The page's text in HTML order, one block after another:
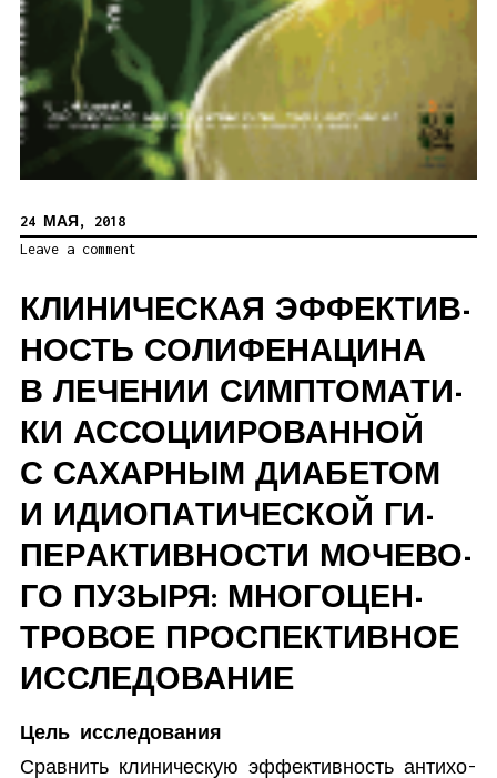
24 МАЯ, 2018
Leave a comment
КЛИ­НИ­ЧЕ­СКАЯ ЭФ­ФЕК­ТИВ­
НОСТЬ СО­ЛИ­ФЕ­НА­ЦИ­НА
В ЛЕ­ЧЕ­НИИ СИМП­ТО­МА­ТИ­
КИ АС­СО­ЦИ­И­РО­ВАН­НОЙ
С СА­ХАР­НЫМ ДИА­БЕ­ТОМ
И ИДИО­ПА­ТИ­ЧЕ­СКОЙ ГИ­
ПЕ­Р­АК­ТИВ­НО­СТИ МО­ЧЕ­ВО­
ГО ПУ­ЗЫ­РЯ: МНО­ГО­ЦЕН­
ТРО­ВОЕ ПРО­СПЕК­ТИВ­НОЕ
ИС­СЛЕ­ДО­ВАНИЕ
Цель ис­сле­до­вания
Срав­нить кли­ни­че­скую эф­фек­тив­ность ан­ти­хо­